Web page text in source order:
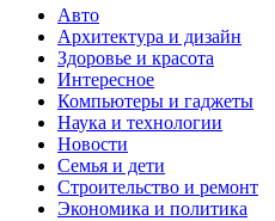
Авто
Архитектура и дизайн
Здоровье и красота
Интересное
Компьютеры и гаджеты
Наука и технологии
Новости
Семья и дети
Строительство и ремонт
Экономика и политика